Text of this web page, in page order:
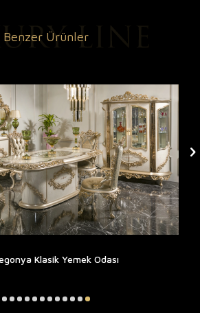
Benzer Ürünler
Klasik Yemek Odası